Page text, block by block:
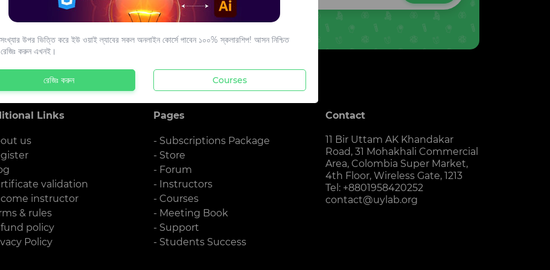
Links
us
validation
instructor
& rules
policy
Policy
Pages
- Subscriptions Package
- Store
- Forum
- Instructors
- Courses
- Meeting Book
- Support
- Students Success
Contact
11 Bir Uttam AK Khandakar
Road, 31 Mohakhali Commercial
Area, Colombia Super Market,
4th Floor, Wireless Gate, 1213
Tel: +8801958420252
contact@uylab.org
উপর ভিত্তি করে ইউ ওয়াই ল্যাবের সকল অনলাইন কোর্সে পাবেন ১০০% স্কলারশিপ! আসন নিশ্চিত
করুন এখনই।
রেজিঃ করুন Courses